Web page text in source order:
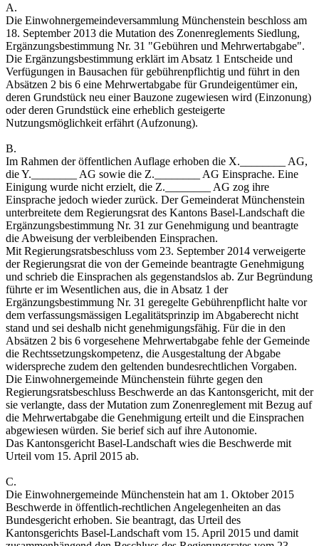
A.
Die Einwohnergemeindeversammlung Münchenstein beschloss am
18. September 2013 die Mutation des Zonenreglements Siedlung,
Ergänzungsbestimmung Nr. 31 "Gebühren und Mehrwertabgabe".
Die Ergänzungsbestimmung erklärt im Absatz 1 Entscheide und
Verfügungen in Bausachen für gebührenpflichtig und führt in den
Absätzen 2 bis 6 eine Mehrwertabgabe für Grundeigentümer ein,
deren Grundstück neu einer Bauzone zugewiesen wird (Einzonung)
oder deren Grundstück eine erheblich gesteigerte
Nutzungsmöglichkeit erfährt (Aufzonung).
B.
Im Rahmen der öffentlichen Auflage erhoben die X.________ AG,
die Y.________ AG sowie die Z.________ AG Einsprache. Eine
Einigung wurde nicht erzielt, die Z.________ AG zog ihre
Einsprache jedoch wieder zurück. Der Gemeinderat Münchenstein
unterbreitete dem Regierungsrat des Kantons Basel-Landschaft die
Ergänzungsbestimmung Nr. 31 zur Genehmigung und beantragte
die Abweisung der verbleibenden Einsprachen.
Mit Regierungsratsbeschluss vom 23. September 2014 verweigerte
der Regierungsrat die von der Gemeinde beantragte Genehmigung
und schrieb die Einsprachen als gegenstandslos ab. Zur Begründung
führte er im Wesentlichen aus, die in Absatz 1 der
Ergänzungsbestimmung Nr. 31 geregelte Gebührenpflicht halte vor
dem verfassungsmässigen Legalitätsprinzip im Abgaberecht nicht
stand und sei deshalb nicht genehmigungsfähig. Für die in den
Absätzen 2 bis 6 vorgesehene Mehrwertabgabe fehle der Gemeinde
die Rechtssetzungskompetenz, die Ausgestaltung der Abgabe
widerspreche zudem den geltenden bundesrechtlichen Vorgaben.
Die Einwohnergemeinde Münchenstein führte gegen den
Regierungsratsbeschluss Beschwerde an das Kantonsgericht, mit der
sie verlangte, dass der Mutation zum Zonenreglement mit Bezug auf
die Mehrwertabgabe die Genehmigung erteilt und die Einsprachen
abgewiesen würden. Sie berief sich auf ihre Autonomie.
Das Kantonsgericht Basel-Landschaft wies die Beschwerde mit
Urteil vom 15. April 2015 ab.
C.
Die Einwohnergemeinde Münchenstein hat am 1. Oktober 2015
Beschwerde in öffentlich-rechtlichen Angelegenheiten an das
Bundesgericht erhoben. Sie beantragt, das Urteil des
Kantonsgerichts Basel-Landschaft vom 15. April 2015 und damit